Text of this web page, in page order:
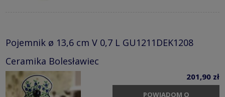
Pojemnik ø 13,6 cm V 0,7 L GU1211DEK1208
Ceramika Bolesławiec
201,90 zł
POWIADOM O